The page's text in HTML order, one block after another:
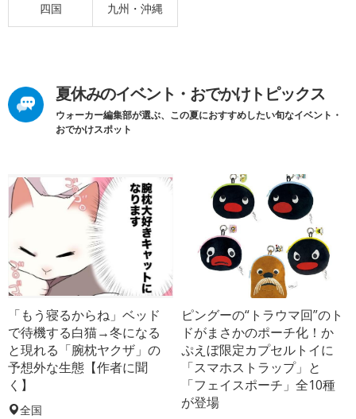
四国 九州・沖縄
夏休みのイベント・おでかけトピックス
ウォーカー編集部が選ぶ、この夏におすすめしたい旬なイベント・
おでかけスポット
「もう寝るからね」ベッド
で待機する白猫→冬になる
と現れる「腕枕ヤクザ」の
予想外な生態【作者に聞
く】
全国
ピングーの“トラウマ回”のト
ドがまさかのポーチ化！か
ぷえぼ限定カプセルトイに
「スマホストラップ」と
「フェイスポーチ」全10種
が登場